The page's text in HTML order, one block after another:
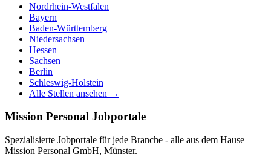
Nordrhein-Westfalen
Bayern
Baden-Württemberg
Niedersachsen
Hessen
Sachsen
Berlin
Schleswig-Holstein
Alle Stellen ansehen →
Mission Personal Jobportale
Spezialisierte Jobportale für jede Branche - alle aus dem Hause
Mission Personal GmbH, Münster.